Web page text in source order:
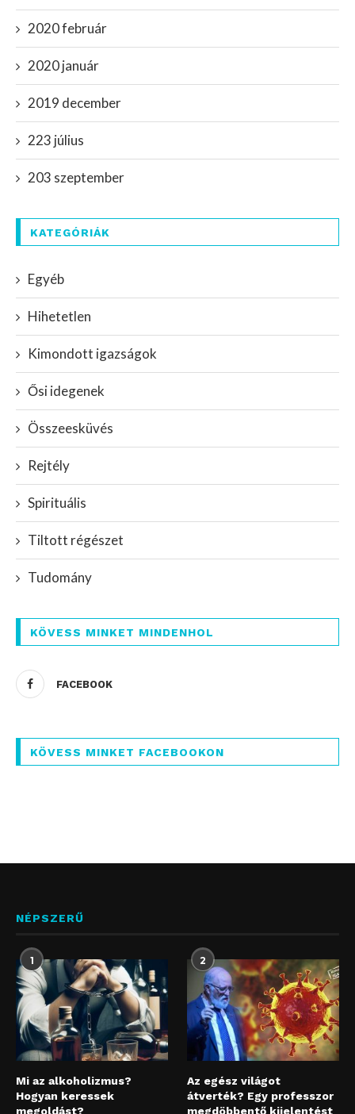
2020 február
2020 január
2019 december
223 július
203 szeptember
KATEGÓRIÁK
Egyéb
Hihetetlen
Kimondott igazságok
Ősi idegenek
Összeesküvés
Rejtély
Spirituális
Tiltott régészet
Tudomány
KÖVESS MINKET MINDENHOL
FACEBOOK
KÖVESS MINKET FACEBOOKON
NÉPSZERŰ
1
Mi az alkoholizmus?
Hogyan keressek
megoldást?
2
Az egész világot
átverték? Egy professzor
megdöbbentő kijelentést